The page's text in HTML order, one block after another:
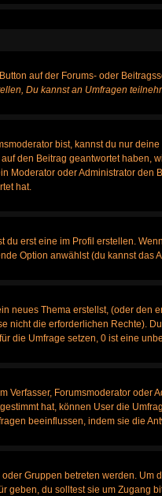
auf der Forums- oder
Du kannst an Umfragen
bist, kannst du nur
den Beitrag geantwortet haben,
Moderator oder Administrator
hat.
erst eine im Profil erstellen.
Option anwählst (du kannst
neues Thema erstellst, (oder
nicht die erforderlichen Rechte).
die Umfrage setzen, 0 ist eine
Verfasser, Forumsmoderator
hat, können User die
beeinflussen, indem sie die
Gruppen betreten werden.
geben, du solltest sie um Zugang